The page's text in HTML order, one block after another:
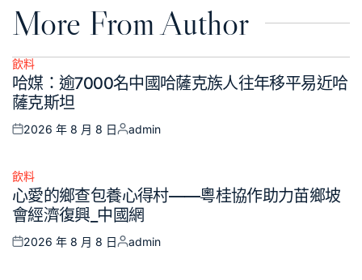
More From Author
Posted
in
飲料
哈媒：逾7000名中國哈薩克族人往年移平易近哈
薩克斯坦
Posted
2026 年 8 月 8 日
Posted
admin
Posted
in
飲料
心愛的鄉查包養心得村——粵桂協作助力苗鄉坡
會經濟復興_中國網
Posted
2026 年 8 月 8 日
Posted
admin